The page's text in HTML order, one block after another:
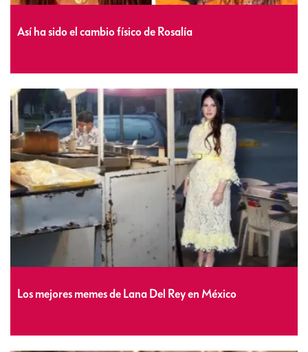
Así ha sido el cambio físico de Rosalía
Los mejores memes de Lana Del Rey en México